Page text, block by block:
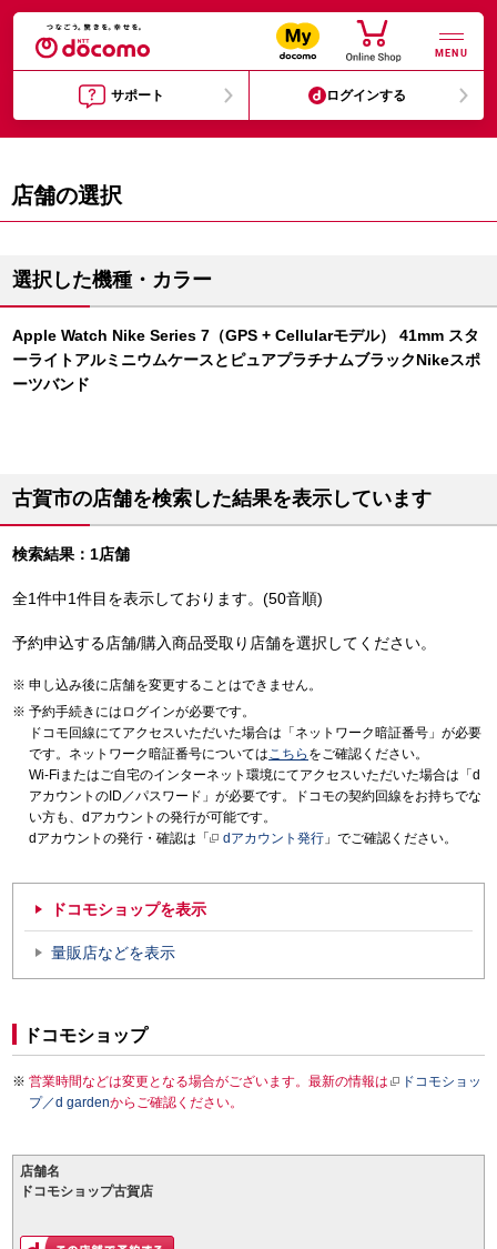
MENU
サポート ログインする
店舗の選択
選択した機種・カラー
Apple Watch Nike Series 7（GPS + Cellularモデル） 41mm スタ
ーライトアルミニウムケースとピュアプラチナムブラックNikeスポ
ーツバンド
古賀市の店舗を検索した結果を表示しています
検索結果：1店舗
全1件中1件目を表示しております。(50音順)
予約申込する店舗/購入商品受取り店舗を選択してください。
申し込み後に店舗を変更することはできません。
予約手続きにはログインが必要です。
ドコモ回線にてアクセスいただいた場合は「ネットワーク暗証番号」が必要
です。ネットワーク暗証番号についてはこちら をご確認ください。
Wi-Fiまたはご自宅のインターネット環境にてアクセスいただいた場合は「d
アカウントのID／パスワード」が必要です。ドコモの契約回線をお持ちでな
い方も、dアカウントの発行が可能です。
dアカウントの発行・確認は「
dアカウント発行 」でご確認ください。
ドコモショップを表示
量販店などを表示
ドコモショップ
営業時間などは変更となる場合がございます。最新の情報は
ドコモショッ
プ／d gardenからご確認ください。
店舗名
ドコモショップ古賀店